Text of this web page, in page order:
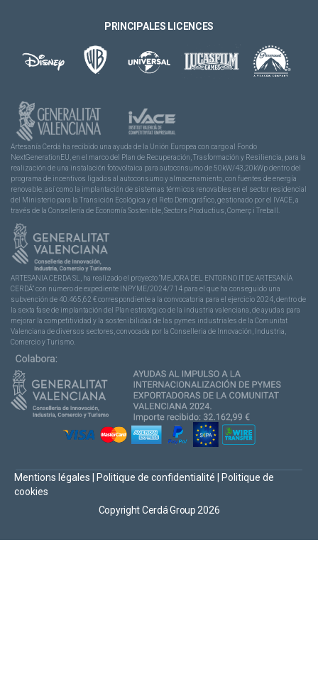
PRINCIPALES LICENCES
Artesanía Cerdá ha recibido una ayuda de la Unión Europea con cargo al Fondo
NextGenerationEU, en el marco del Plan de Recuperación, Trasformación y Resiliencia, para la
realización de una instalación fotovoltaica para autoconsumo de 50kW/43,20kWp dentro del
programa de incentivos ligados al autoconsumo y almacenamiento, con fuentes de energía
renovable, así como la implantación de sistemas térmicos renovables en el sector residencial
del Ministerio para la Transición Ecológica y el Reto Demográfico, gestionado por el IVACE, a
través de la Consellería de Economía Sostenible, Sectors Productius, Comerç i Treball.
ARTESANIA CERDA SL, ha realizado el proyecto “MEJORA DEL ENTORNO IT DE ARTESANÍA
CERDÁ” con número de expediente INPYME/2024/714 para el que ha conseguido una
subvención de 40.465,62 € correspondiente a la convocatoria para el ejercicio 2024, dentro de
la sexta fase de implantación del Plan estratégico de la industria valenciana, de ayudas para
mejorar la competitividad y la sostenibilidad de las pymes industriales de la Comunitat
Valenciana de diversos sectores, convocada por la Conselleria de Innovación, Industria,
Comercio y Turismo.
Copyright Cerdá Group 2026
Mentions légales Politique de confidentialité
Politique de
cookies